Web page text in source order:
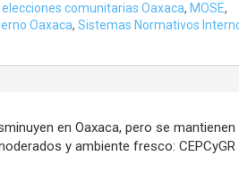
elecciones comunitarias Oaxaca, MOSE,
Oaxaca, Sistemas Normativos
en Oaxaca, pero se mantienen
y ambiente fresco: CEPCyGR